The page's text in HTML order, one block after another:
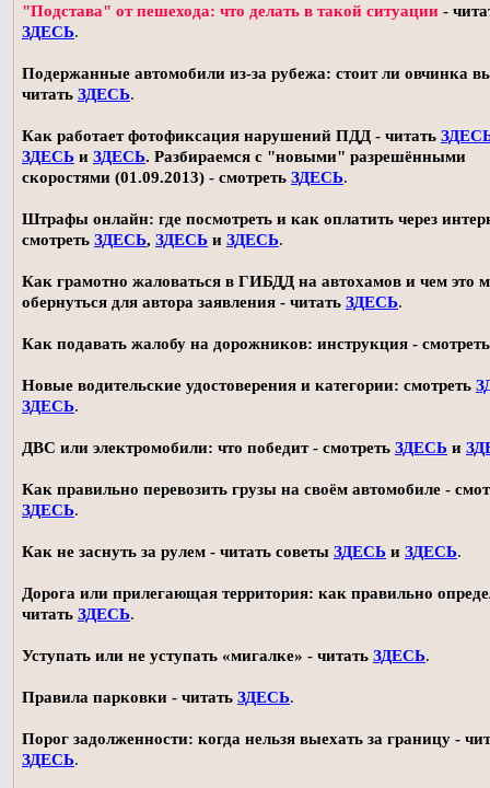
"Подстава" от пешехода: что делать в такой ситуации -
ЗДЕСЬ.
Подержанные автомобили из-за рубежа: стоит ли овчинка
читать ЗДЕСЬ.
Как работает фотофиксация нарушений ПДД - читать
ЗДЕСЬ и ЗДЕСЬ. Разбираемся с "новыми" разрешёнными
скоростями (01.09.2013) - смотреть ЗДЕСЬ.
Штрафы онлайн: где посмотреть и как оплатить через
смотреть ЗДЕСЬ, ЗДЕСЬ и ЗДЕСЬ.
Как грамотно жаловаться в ГИБДД на автохамов и чем это
обернуться для автора заявления - читать ЗДЕСЬ.
Как подавать жалобу на дорожников: инструкция -
Новые водительские удостоверения и категории: смотреть
ЗДЕСЬ.
ДВС или электромобили: что победит - смотреть ЗДЕСЬ и
Как правильно перевозить грузы на своём автомобиле -
ЗДЕСЬ.
Как не заснуть за рулем - читать советы ЗДЕСЬ и ЗДЕСЬ.
Дорога или прилегающая территория: как правильно
читать ЗДЕСЬ.
Уступать или не уступать «мигалке» - читать ЗДЕСЬ.
Правила парковки - читать ЗДЕСЬ.
Порог задолженности: когда нельзя выехать за границу -
ЗДЕСЬ.